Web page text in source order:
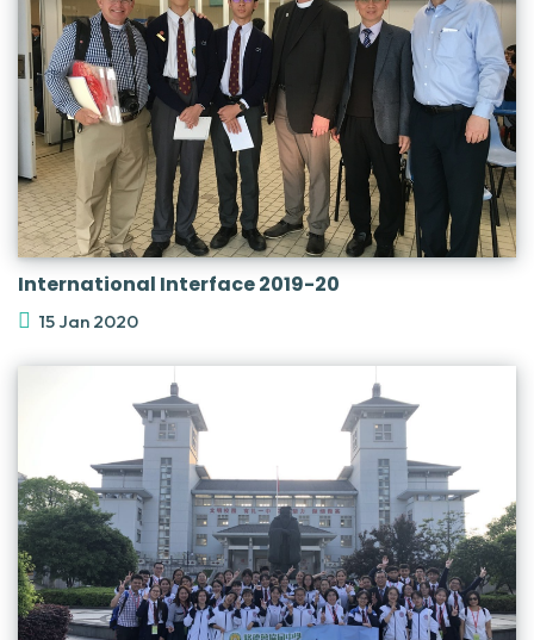
International Interface 2019-20
15 Jan 2020